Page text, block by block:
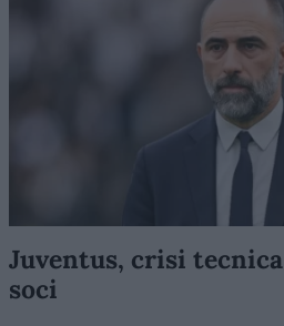
Juventus, crisi
soci